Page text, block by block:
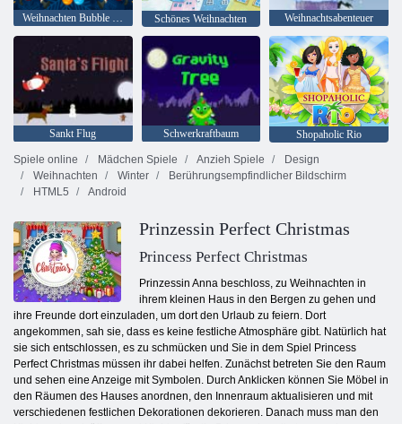
Weihnachten Bubble Shooter Schönes Weihnachten Weihnachtsabenteuer
Sankt Flug Schwerkraftbaum
Shopaholic Rio
Spiele online
Mädchen Spiele Anzieh Spiele
Design
Weihnachten
Winter
Berührungsempfindlicher Bildschirm
HTML5
Android
Prinzessin Perfect Christmas
Princess Perfect Christmas
Prinzessin Anna beschloss, zu Weihnachten in
ihrem kleinen Haus in den Bergen zu gehen und
ihre Freunde dort einzuladen, um dort den Urlaub zu feiern. Dort
angekommen, sah sie, dass es keine festliche Atmosphäre gibt. Natürlich hat
sie sich entschlossen, es zu schmücken und Sie in dem Spiel Princess
Perfect Christmas müssen ihr dabei helfen. Zunächst betreten Sie den Raum
und sehen eine Anzeige mit Symbolen. Durch Anklicken können Sie Möbel in
den Räumen des Hauses anordnen, den Innenraum aktualisieren und mit
verschiedenen festlichen Dekorationen dekorieren. Danach muss man den